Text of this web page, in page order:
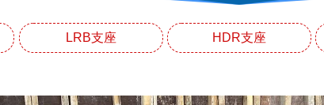
LRB支座 HDR支座